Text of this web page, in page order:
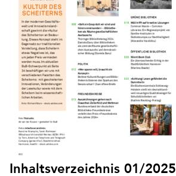
Inhaltsverzeichnis 01/2025